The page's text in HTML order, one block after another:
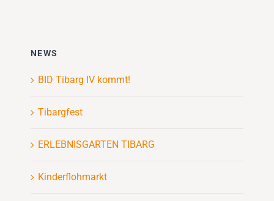
NEWS
BID Tibarg IV kommt!
Tibargfest
ERLEBNISGARTEN TIBARG
Kinderflohmarkt